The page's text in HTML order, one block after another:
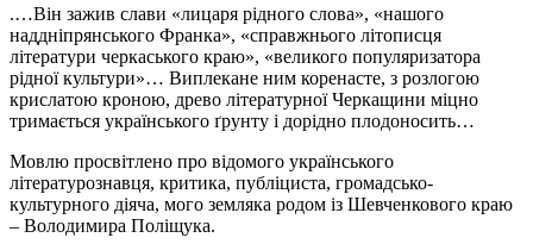
.…Він зажив слави «лицаря рідного слова», «нашого
наддніпрянського Франка», «справжнього літописця
літератури черкаського краю», «великого популяризатора
рідної культури»… Виплекане ним коренасте, з розлогою
крислатою кроною, древо літературної Черкащини міцно
тримається українського ґрунту і дорідно плодоносить…
Мовлю просвітлено про відомого українського
літературознавця, критика, публіциста, громадсько-
культурного діяча, мого земляка родом із Шевченкового краю
– Володимира Поліщука.